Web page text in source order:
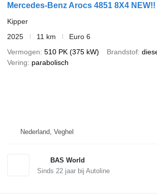
Mercedes-Benz Arocs 4851 8X4
Kipper
2025
11 km
Euro 6
Vermogen 510 PK (375 kW) Brandstof
Vering
parabolisch
Nederland, Veghel
BAS World
Sinds 22jaar bij Autoline